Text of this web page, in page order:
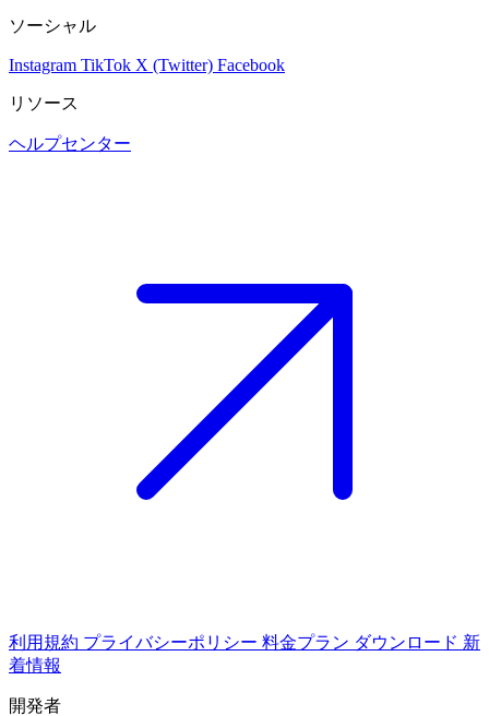
ソーシャル
Instagram TikTok X (Twitter) Facebook
リソース
ヘルプセンター
利用規約 プライバシーポリシー 料金プラン ダウンロード 新
着情報
開発者